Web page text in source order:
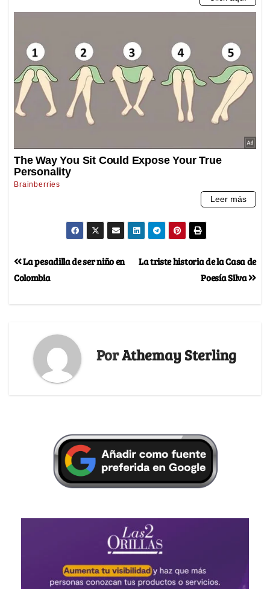
La triste historia de la Casa de
Poesía Silva
La pesadilla de ser niño en
Colombia
PorAthemay Sterling